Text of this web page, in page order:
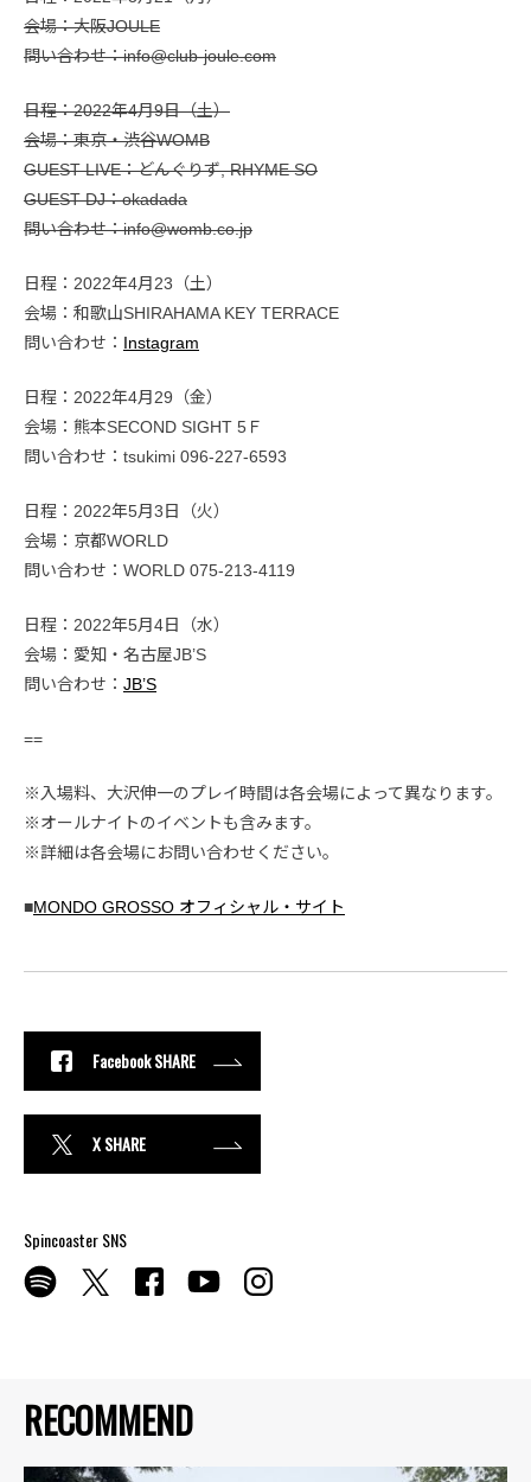
RECOMMEND
会場：大阪JOULE
問い合わせ：info@club-joule.com
日程：2022年4月9日（土）
会場：東京・渋谷WOMB
GUEST LIVE：どんぐりず, RHYME SO
GUEST DJ：okadada
問い合わせ：info@womb.co.jp
日程：2022年4月23（土）
会場：和歌山SHIRAHAMA KEY TERRACE
問い合わせ： Instagram
日程：2022年4月29（金）
会場：熊本SECOND SIGHT 5Ｆ
問い合わせ：tsukimi 096-227-6593
日程：2022年5月3日（火）
会場：京都WORLD
問い合わせ：WORLD 075-213-4119
日程：2022年5月4日（水）
会場：愛知・名古屋JB’S
問い合わせ： JB’S
==
※入場料、大沢伸一のプレイ時間は各会場によって異なります。
※オールナイトのイベントも含みます。
※詳細は各会場にお問い合わせください。
■MONDO GROSSO オフィシャル・サイト
Facebook SHARE
X SHARE
Spincoaster SNS